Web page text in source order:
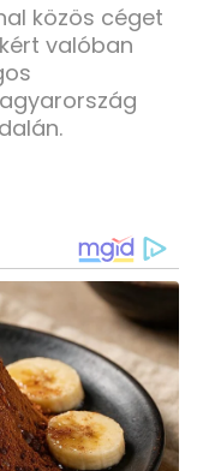
közös céget
valóban